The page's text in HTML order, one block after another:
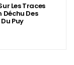
Les Traces
Déchu Des
Puy